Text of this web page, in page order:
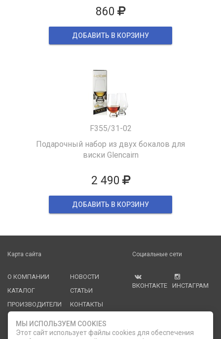
860
ДОБАВИТЬ В КОРЗИНУ
F355/31-02
Подарочный набор из двух бокалов для
виски Glencairn
2 490
ДОБАВИТЬ В КОРЗИНУ
Карта сайта
О КОМПАНИИ
КАТАЛОГ
ПРОИЗВОДИТЕЛИ
НОВОСТИ
СТАТЬИ
КОНТАКТЫ
ОПЛАТА И
Социальные сети
ВКОНТАКТЕ ИНСТАГРАМ
МЫ ИСПОЛЬЗУЕМ COOKIES
Этот сайт использует файлы cookies для обеспечения